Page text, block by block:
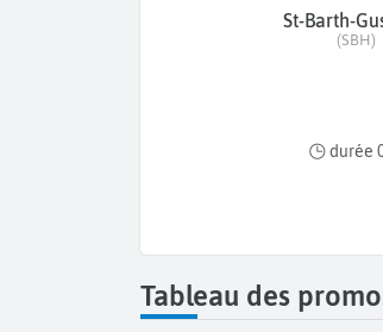
St-Barth-
(SBH)
durée
Tableau des